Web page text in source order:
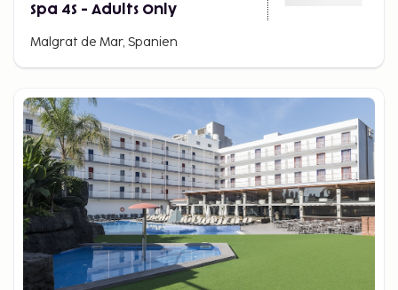
Spa 4S - Adults Only
Malgrat de Mar, Spanien